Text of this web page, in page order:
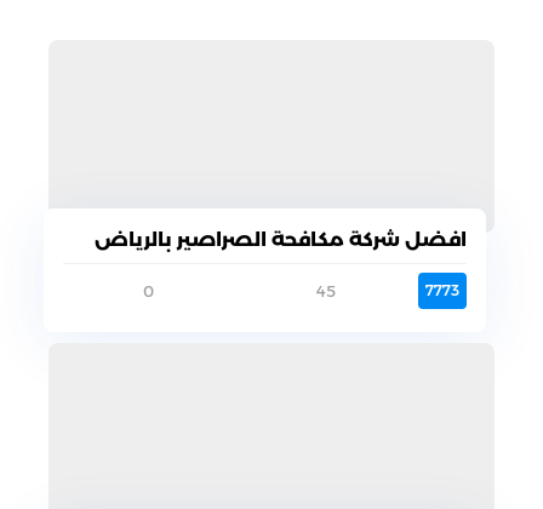
افضل شركة مكافحة الصراصير بالرياض
7773
45
0